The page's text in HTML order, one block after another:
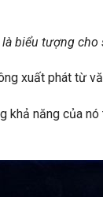
biểu tượng
xuất phát từ
khả năng của